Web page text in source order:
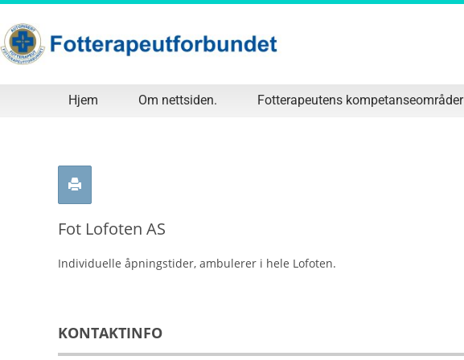
Hjem Om nettsiden. Fotterapeutens kompetanseområder
Fot Lofoten AS
Individuelle åpningstider, ambulerer i hele Lofoten.
KONTAKTINFO